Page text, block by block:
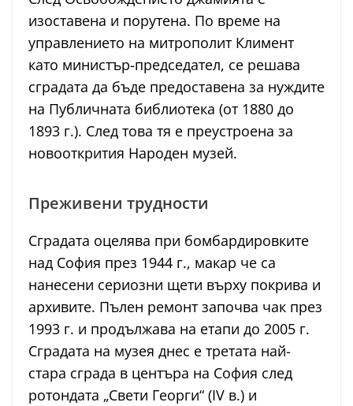
изоставена и порутена. По време на
управлението на митрополит Климент
като министър-председател, се решава
сградата да бъде предоставена за нуждите
на Публичната библиотека (от 1880 до
1893 г.). След това тя е преустроена за
новооткрития Народен музей.
Преживени трудности
Сградата оцелява при бомбардировките
над София през 1944 г., макар че са
нанесени сериозни щети върху покрива и
архивите. Пълен ремонт започва чак през
1993 г. и продължава на етапи до 2005 г.
Сградата на музея днес е третата най-
стара сграда в центъра на София след
ротондата „Свети Георги“ (IV в.) и